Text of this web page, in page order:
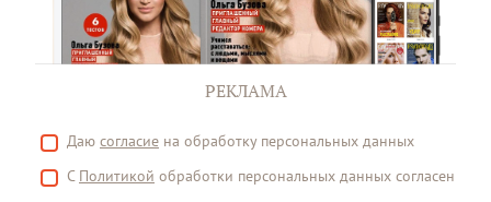
РЕКЛАМА
Даю согласие на обработку персональных данных
С Политикой обработки персональных данных согласен